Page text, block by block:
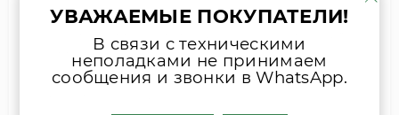
Группа подключения
Группа подключения
Котел настенный газовый ZBR65-2 (7746901240) /
УВАЖАЕМЫЕ ПОКУПАТЕЛИ!
В связи с техническими
неполадками не принимаем
сообщения и звонки в WhatsApp.